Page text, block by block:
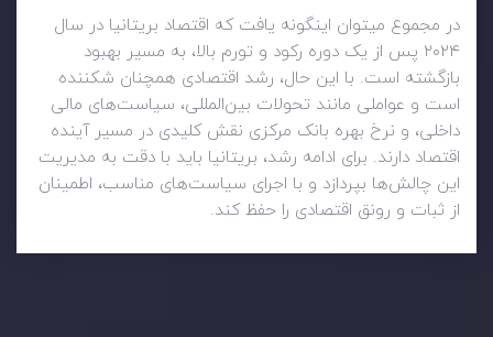
در مجموع میتوان اینگونه یافت که اقتصاد بریتانیا در سال
۲۰۲۴ پس از یک دوره رکود و تورم بالا، به مسیر بهبود
بازگشته است. با این حال، رشد اقتصادی همچنان شکننده
است و عواملی مانند تحولات بین‌المللی، سیاست‌های مالی
داخلی، و نرخ بهره بانک مرکزی نقش کلیدی در مسیر آینده
اقتصاد دارند. برای ادامه رشد، بریتانیا باید با دقت به مدیریت
این چالش‌ها بپردازد و با اجرای سیاست‌های مناسب، اطمینان
از ثبات و رونق اقتصادی را حفظ کند.